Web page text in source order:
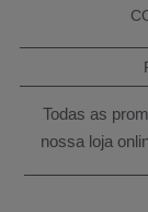
Todas as
nossa loja